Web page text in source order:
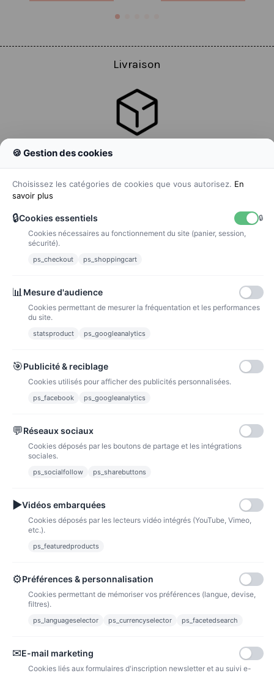
Livraison
La poste
Paiements sécurisés via paypal et paypal 4 fois sans frais
Fidélité
bons de réductions.
Liens utiles
🍪 Gestion des cookies
Choisissez les catégories de cookies que vous autorisez. En
savoir plus
🔒Cookies essentiels
🔒
Cookies nécessaires au fonctionnement du site (panier, session,
sécurité).
ps_checkout ps_shoppingcart
📊 Mesure d'audience
Cookies permettant de mesurer la fréquentation et les performances
du site.
statsproduct ps_googleanalytics
🎯Publicité & reciblage
Cookies utilisés pour afficher des publicités personnalisées.
ps_facebook ps_googleanalytics
💬Réseaux sociaux
Cookies déposés par les boutons de partage et les intégrations
sociales.
ps_socialfollow ps_sharebuttons
▶Vidéos embarquées
Cookies déposés par les lecteurs vidéo intégrés (YouTube, Vimeo,
etc.).
ps_featuredproducts
⚙Préférences & personnalisation
Cookies permettant de mémoriser vos préférences (langue, devise,
filtres).
ps_languageselector ps_currencyselector ps_facetedsearch
✉E-mail marketing
Cookies liés aux formulaires d'inscription newsletter et au suivi e-